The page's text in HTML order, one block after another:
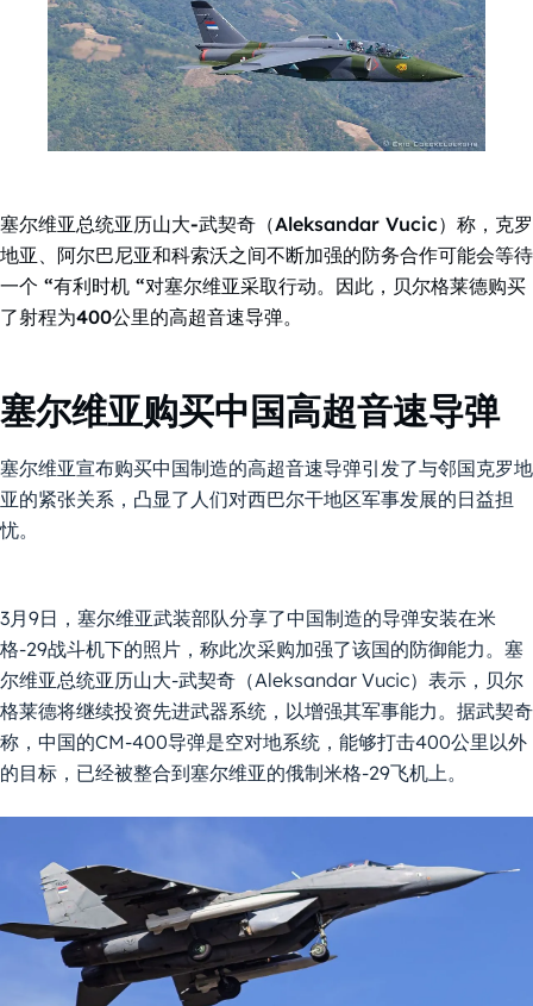
塞尔维亚总统亚历山大-武契奇（Aleksandar Vucic）称，克罗
地亚、阿尔巴尼亚和科索沃之间不断加强的防务合作可能会等待
一个 “有利时机 “对塞尔维亚采取行动。因此，贝尔格莱德购买
了射程为400公里的高超音速导弹。
塞尔维亚购买中国高超音速导弹
塞尔维亚宣布购买中国制造的高超音速导弹引发了与邻国克罗地
亚的紧张关系，凸显了人们对西巴尔干地区军事发展的日益担
忧。
3月9日，塞尔维亚武装部队分享了中国制造的导弹安装在米
格-29战斗机下的照片，称此次采购加强了该国的防御能力。塞
尔维亚总统亚历山大-武契奇（Aleksandar Vucic）表示，贝尔
格莱德将继续投资先进武器系统，以增强其军事能力。据武契奇
称，中国的CM-400导弹是空对地系统，能够打击400公里以外
的目标，已经被整合到塞尔维亚的俄制米格-29飞机上。